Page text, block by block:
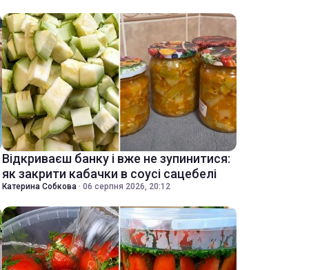
Відкриваєш банку і вже не зупинитися:
як закрити кабачки в соусі сацебелі
Катерина Собкова · 06 серпня 2026, 20:12